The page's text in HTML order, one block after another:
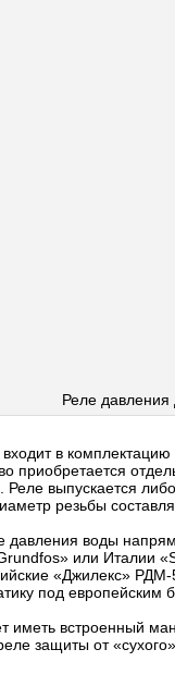
Реле давления
в комплектацию
приобретается
выпускается
резьбы
давления воды
или Италии
«Джилекс»
под европейским
иметь встроенный
защиты от